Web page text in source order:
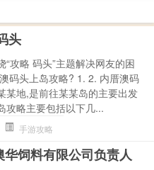
头
“攻略 码头”主题解决网友的困
码头上岛攻略? 1. 2. 内厝澳码
某地,是前往某某岛的主要出发
攻略主要包括以下几...
手游攻略
华饲料有限公司负责人